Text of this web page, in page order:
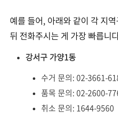
예를 들어, 아래와 같이 각 지
뒤 전화주시는 게 가장 빠릅니
강서구 가양1동
수거 문의: 02-3661-
품목 문의: 02-2600-
취소 문의: 1644-9560